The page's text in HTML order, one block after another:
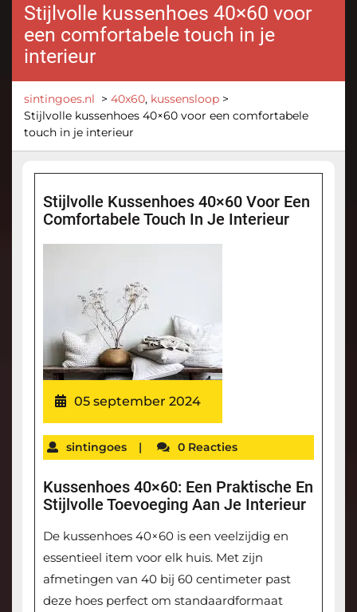
Stijlvolle kussenhoes 40×60 voor
een comfortabele touch in je
interieur
sintingoes.nl > 40x60, kussensloop >
Stijlvolle kussenhoes 40×60 voor een comfortabele
touch in je interieur
Stijlvolle Kussenhoes 40×60 Voor Een
Comfortabele Touch In Je Interieur
05 september 2024
sintingoes | 0 Reacties
Kussenhoes 40×60: Een Praktische En
Stijlvolle Toevoeging Aan Je Interieur
De kussenhoes 40×60 is een veelzijdig en
essentieel item voor elk huis. Met zijn
afmetingen van 40 bij 60 centimeter past
deze hoes perfect om standaardformaat